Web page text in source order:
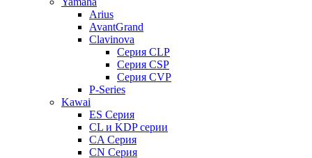
Arius
AvantGrand
Clavinova
Серия CLP
Серия CSP
Серия CVP
P-Series
Kawai
ES Серия
CL и KDP серии
CA Серия
CN Серия